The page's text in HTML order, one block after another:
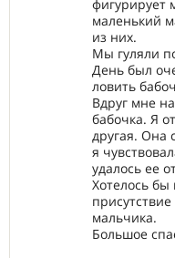
маленький
из них.
Мы гуляли
День был
ловить
Вдруг мне
бабочка. Я
другая. Она
я
удалось ее
Хотелось бы
мальчика.
Большое